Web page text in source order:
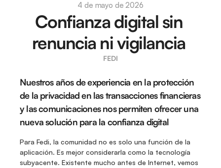
4 de mayo de 2026
Confianza digital sin
renuncia ni vigilancia
FEDI
Nuestros años de experiencia en la protección
de la privacidad en las transacciones financieras
y las comunicaciones nos permiten ofrecer una
nueva solución para la confianza digital
Para Fedi, la comunidad no es solo una función de la
aplicación. Es mejor considerarla como la tecnología
subyacente. Existente mucho antes de Internet, vemos